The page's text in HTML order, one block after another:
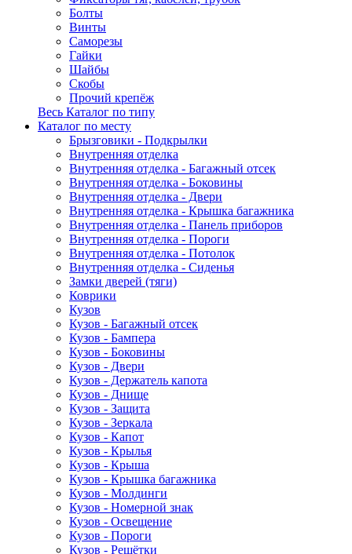
Болты
Винты
Саморезы
Гайки
Шайбы
Скобы
Прочий крепёж
Весь Каталог по типу
Каталог по месту
Брызговики - Подкрылки
Внутренняя отделка
Внутренняя отделка - Багажный отсек
Внутренняя отделка - Боковины
Внутренняя отделка - Двери
Внутренняя отделка - Крышка багажника
Внутренняя отделка - Панель приборов
Внутренняя отделка - Пороги
Внутренняя отделка - Потолок
Внутренняя отделка - Сиденья
Замки дверей (тяги)
Коврики
Кузов
Кузов - Багажный отсек
Кузов - Бампера
Кузов - Боковины
Кузов - Двери
Кузов - Держатель капота
Кузов - Днище
Кузов - Защита
Кузов - Зеркала
Кузов - Капот
Кузов - Крылья
Кузов - Крыша
Кузов - Крышка багажника
Кузов - Молдинги
Кузов - Номерной знак
Кузов - Освещение
Кузов - Пороги
Кузов - Решётки